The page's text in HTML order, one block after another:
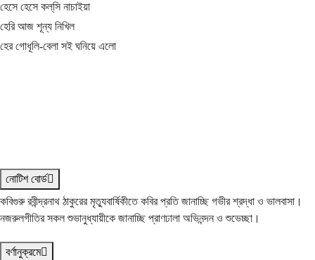
হেসে হেসে কল্‌সি নাচাইয়া
হেরি আজ শূন্য নিখিল
হের গোধূলি-বেলা সই ঘনিয়ে এলো
নোটিশ বোর্ড
কবিগুরু রবীন্দ্রনাথ ঠাকুরের মৃত্যুবার্ষিকীতে কবির প্রতি জানাচ্ছি গভীর শ্রদ্ধা ও ভালবাসা।
নজরুলগীতির সকল শুভানুধ্যায়ীকে জানাচ্ছি প্রাণঢালা অভিনন্দন ও শুভেচ্ছা।
বর্ণানুক্রমে